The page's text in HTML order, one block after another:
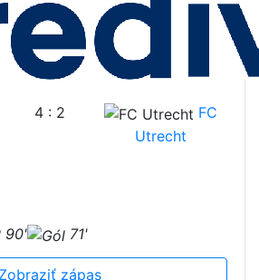
4 : 2
FC
Utrecht
90'
71'
Zobraziť zápas